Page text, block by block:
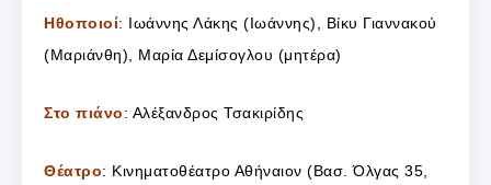
Ηθοποιοί: Ιωάννης Λάκης (Ιωάννης), Βίκυ Γιαννακού
(Μαριάνθη), Μαρία Δεμίσογλου (μητέρα)
Στο πιάνο: Αλέξανδρος Τσακιρίδης
Θέατρο: Κινηματοθέατρο Αθήναιον (Βασ. Όλγας 35,